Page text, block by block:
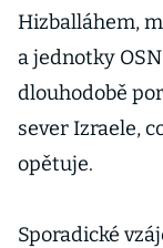
Hizballáhem,
a jednotky
dlouhodobě
sever Izraele,
opětuje.
Sporadické